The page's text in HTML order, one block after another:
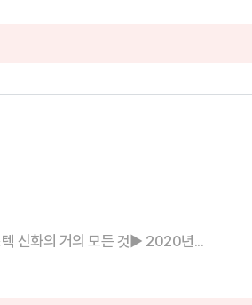
텍 신화의 거의 모든 것▶ 2020년...